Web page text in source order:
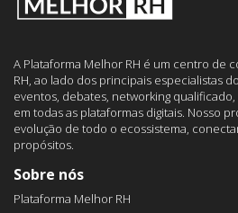
A Plataforma Melhor RH é um centro de
RH, ao lado dos principais especialistas
eventos, debates, networking
em todas as plataformas digitais. Nosso
evolução de todo o ecossistema,
propósitos.
Sobre nós
Plataforma Melhor RH